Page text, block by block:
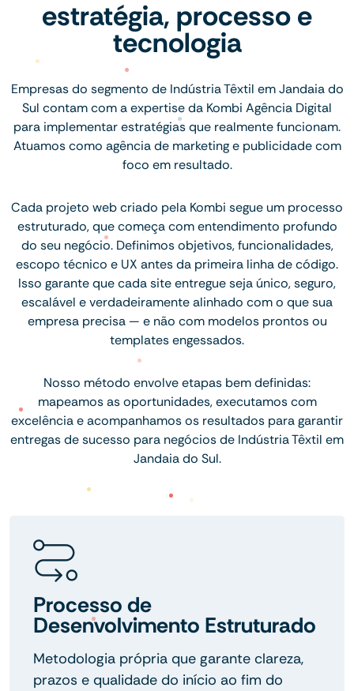
estratégia, processo e
tecnologia
Empresas do segmento de Indústria Têxtil em Jandaia do
Sul contam com a expertise da Kombi Agência Digital
para implementar estratégias que realmente funcionam.
Atuamos como agência de marketing e publicidade com
foco em resultado.
Cada projeto web criado pela Kombi segue um processo
estruturado, que começa com entendimento profundo
do seu negócio. Definimos objetivos, funcionalidades,
escopo técnico e UX antes da primeira linha de código.
Isso garante que cada site entregue seja único, seguro,
escalável e verdadeiramente alinhado com o que sua
empresa precisa — e não com modelos prontos ou
templates engessados.
Nosso método envolve etapas bem definidas:
mapeamos as oportunidades, executamos com
excelência e acompanhamos os resultados para garantir
entregas de sucesso para negócios de Indústria Têxtil em
Jandaia do Sul.
Processo de
Desenvolvimento Estruturado
Metodologia própria que garante clareza,
prazos e qualidade do início ao fim do